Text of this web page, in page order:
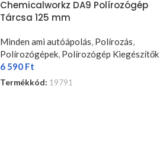
Chemicalworkz DA9 Polírozógép
Tárcsa 125 mm
Minden ami autóápolás Polírozás
Polírozógépek Polírozógép Kiegészítők
6 590 Ft
Termékkód: 19791